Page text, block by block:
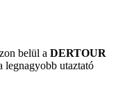
belül a DERTOUR
utaztató